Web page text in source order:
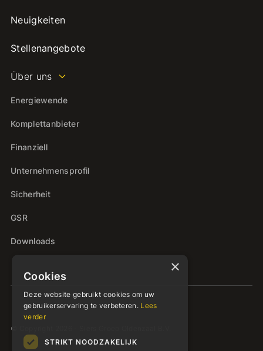
Neuigkeiten
Stellenangebote
Über uns
Energiewende
Komplettanbieter
Finanziell
Unternehmensprofil
Sicherheit
GSR
Downloads
© Copyright 2026 - Siers Groep Oldenzaal B.V.
×
Cookies
Deze website gebruikt cookies om uw
gebruikerservaring te verbeteren. Lees
verder
STRIKT NOODZAKELIJK